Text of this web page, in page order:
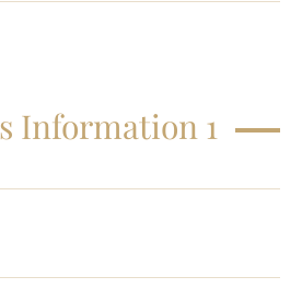
Information 1